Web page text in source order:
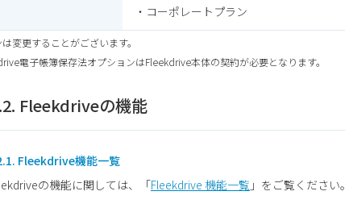
・コーポレートプラン
変更することがございます。
電子帳簿保存法オプションはFleekdrive本体の契約が必要となります。
Fleekdriveの機能
Fleekdrive機能一覧
の機能に関しては、「Fleekdrive 機能一覧 」をご覧ください。